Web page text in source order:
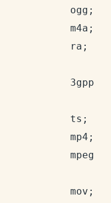
ogg;
m4a;
ra;
3gpp
ts;
mp4;
mpeg
mov;